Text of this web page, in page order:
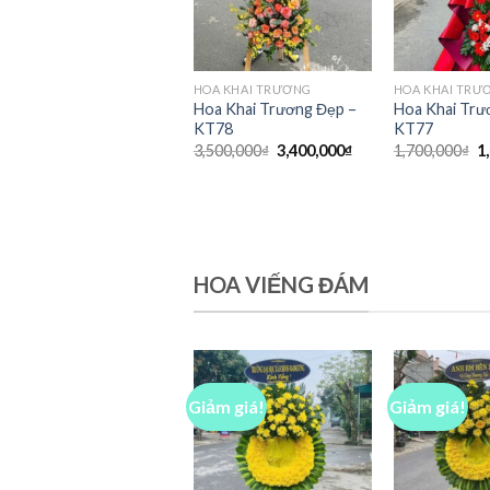
HOA KHAI TRƯƠNG
Hoa Khai Trương Đẹp –
KT78
3,500,000₫ Giá
gốc
3,400,000₫Giá
HOA KHAI
Hoa Khai
KT77
1,700,000₫
HOA VIẾNG ĐÁM
Giảm giá! Giảm giá!